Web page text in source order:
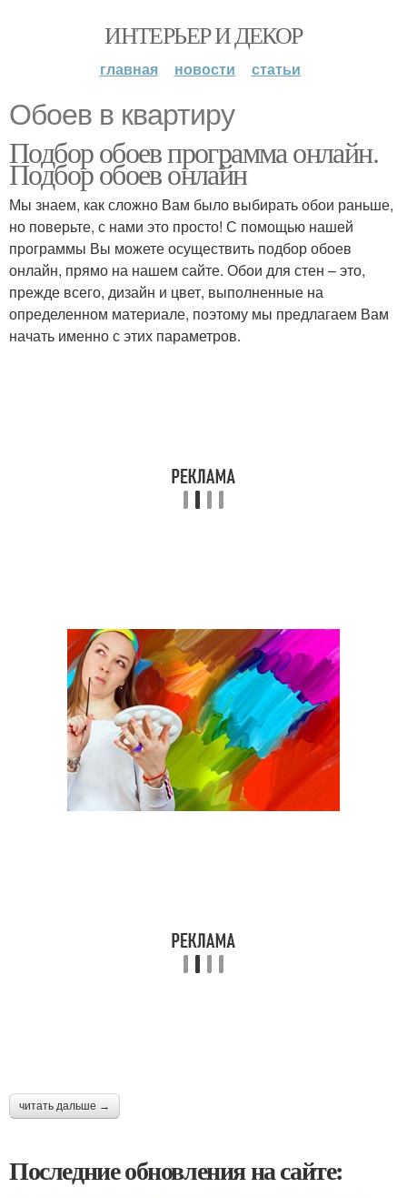
ИНТЕРЬЕР И ДЕКОР
главная новости статьи
Обоев в квартиру
Подбор обоев программа онлайн.
Подбор обоев онлайн
Мы знаем, как сложно Вам было выбирать обои раньше,
но поверьте, с нами это просто! С помощью нашей
программы Вы можете осуществить подбор обоев
онлайн, прямо на нашем сайте. Обои для стен – это,
прежде всего, дизайн и цвет, выполненные на
определенном материале, поэтому мы предлагаем Вам
начать именно с этих параметров.
читать дальше →
Последние обновления на сайте: